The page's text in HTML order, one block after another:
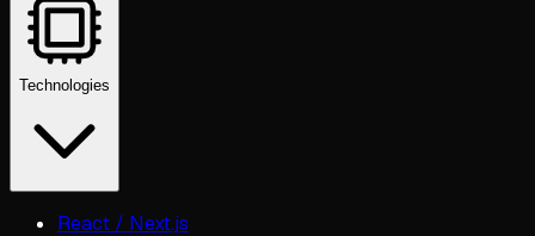
Technologies
React / Next.js